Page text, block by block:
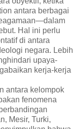
antara berbagai
Hal ini perlu
di antara
negara. Lebih
upaya-
kerja-kerja
antara kelompok
fenomena
Mesir, Turki,